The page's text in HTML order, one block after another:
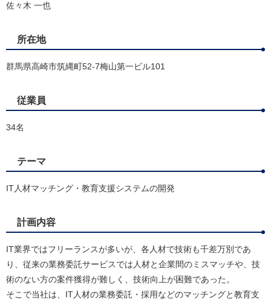
佐々木 一也
所在地
群馬県高崎市筑縄町52-7梅山第一ビル101
従業員
34名
テーマ
IT人材マッチング・教育支援システムの開発
計画内容
IT業界ではフリーランスが多いが、各人材で技術も千差万別であ
り、従来の業務委託サービスでは人材と企業間のミスマッチや、技
術のない方の案件獲得が難しく、技術向上が困難であった。
そこで当社は、IT人材の業務委託・採用などのマッチングと教育支